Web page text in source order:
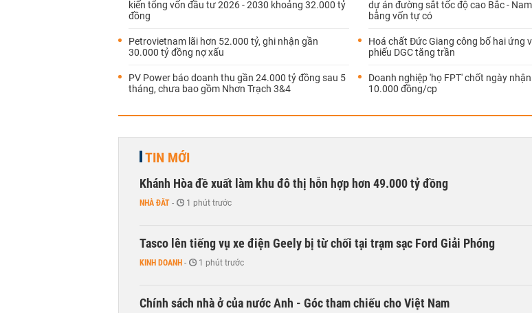
kiến tổng vốn đầu tư 2026 - 2030 khoảng 32.000 tỷ
đồng
Petrovietnam lãi hơn 52.000 tỷ, ghi nhận gần
30.000 tỷ đồng nợ xấu
PV Power báo doanh thu gần 24.000 tỷ đồng sau 5
tháng, chưa bao gồm Nhơn Trạch 3&4
dự án đường sắt tốc độ cao Bắc -
bằng vốn tự có
Hoá chất Đức Giang công bố hai ứng
phiếu DGC tăng trần
Doanh nghiệp 'họ FPT' chốt ngày
10.000 đồng/cp
TIN MỚI
Khánh Hòa đề xuất làm khu đô thị hỗn hợp hơn 49.000 tỷ đồng
NHÀ ĐẤT - 1 phút trước
Tasco lên tiếng vụ xe điện Geely bị từ chối tại trạm sạc Ford Giải Phóng
KINH DOANH - 1 phút trước
Chính sách nhà ở của nước Anh - Góc tham chiếu cho Việt Nam